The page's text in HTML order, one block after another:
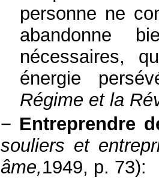
personne ne
abandonne
nécessaires,
énergie
Régime et la
− Entreprendre
souliers et
âme,1949, p. 73):